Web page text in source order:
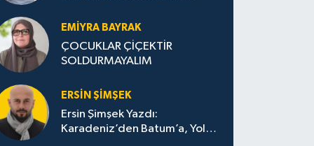
STRATEJİLERİ
EMIYRA BAYRAK
ÇOCUKLAR ÇİÇEKTİR
SOLDURMAYALIM
ERSIN ŞIMŞEK
Ersin Şimşek Yazdı:
Karadeniz’den Batum’a, Yolun